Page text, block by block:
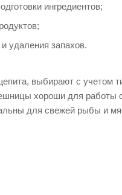
ингредиентов;
удаления запахов.
выбирают с
хороши для работы
для свежей рыбы и